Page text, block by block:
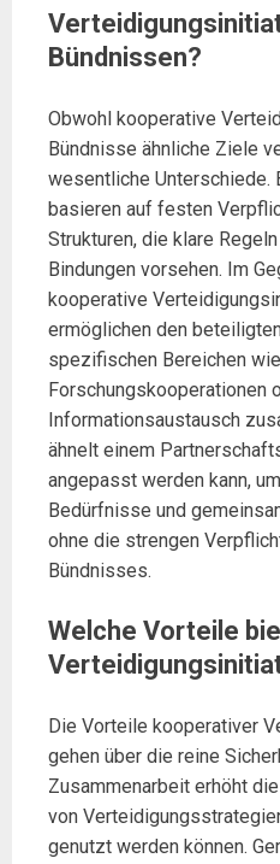
Bündnissen?
Obwohl kooperative
Bündnisse ähnliche Ziele
wesentliche Unterschiede.
basieren auf festen
Strukturen, die klare
Bindungen vorsehen. Im
kooperative
ermöglichen den
spezifischen Bereichen
Forschungskooperationen
Informationsaustausch
ähnelt einem
angepasst werden kann,
Bedürfnisse und
ohne die strengen
Bündnisses.
Welche Vorteile
Die Vorteile kooperativer
gehen über die reine
Zusammenarbeit erhöht
von
genutzt werden können.